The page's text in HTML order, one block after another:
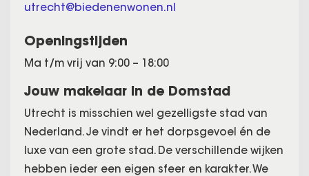
utrecht@biedenenwonen.nl
Openingstijden
Ma t/m vrij van 9:00 – 18:00
Jouw makelaar in de Domstad
Utrecht is misschien wel gezelligste stad van
Nederland. Je vindt er het dorpsgevoel én de
luxe van een grote stad. De verschillende wijken
hebben ieder een eigen sfeer en karakter. We